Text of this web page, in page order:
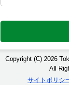
Copyright (C) 2026
All
サイトポリシ